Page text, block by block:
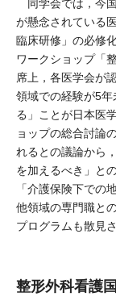
同学会では，今
が懸念されている
臨床研修」の必修
ワークショップ「
席上，各医学会が
領域での経験が5
る」ことが日本医
ョップの総合討論
れるとの議論から
を加えるべき」と
「介護保険下での
他領域の専門職と
プログラムも散見さ
整形外科看護